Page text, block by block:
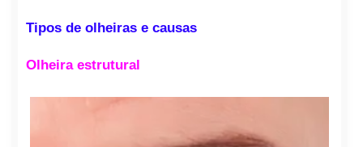
Tipos de olheiras e causas
Olheira estrutural